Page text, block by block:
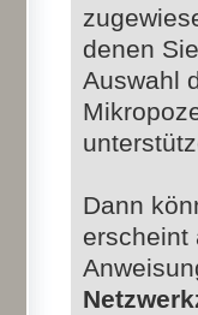
denen
Auswahl
Dann
erscheint